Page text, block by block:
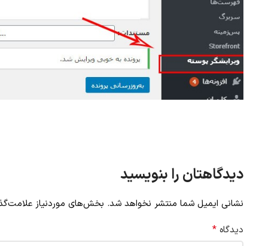
دیدگاهتان را بنویسید
نشانی ایمیل شما منتشر نخواهد شد. بخش‌های موردنیاز
دیدگاه *